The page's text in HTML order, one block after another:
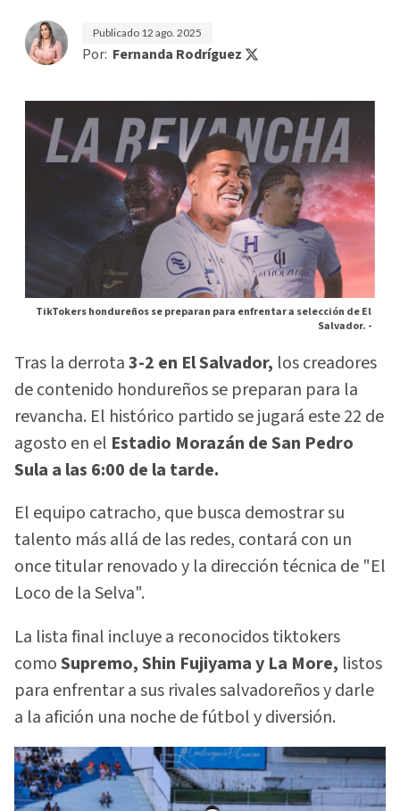
Publicado 12 ago. 2025
Por: Fernanda Rodríguez
TikTokers hondureños se preparan para enfrentar a selección de El
Salvador. -
Tras la derrota3-2 en El Salvador, los creadores
de contenido hondureños se preparan para la
revancha. El histórico partido se jugará este 22 de
agosto en el Estadio Morazán de San Pedro
Sula a las 6:00 de la tarde.
El equipo catracho, que busca demostrar su
talento más allá de las redes, contará con un
once titular renovado y la dirección técnica de "El
Loco de la Selva".
La lista final incluye a reconocidos tiktokers
comoSupremo, Shin Fujiyama y La More, listos
para enfrentar a sus rivales salvadoreños y darle
a la afición una noche de fútbol y diversión.